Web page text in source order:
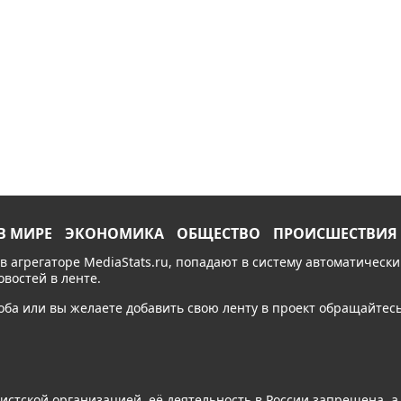
МИРЕ ЭКОНОМИКА ОБЩЕСТВО ПРОИСШЕСТВИЯ
агрегаторе MediaStats.ru, попадают в систему
в ленте.
или вы желаете добавить свою ленту в проект